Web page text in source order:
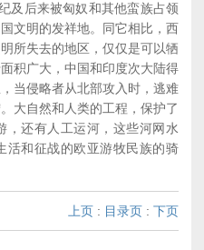
及后来被匈奴和其他蛮族占领
文明的发祥地。同它相比，西
所失去的地区，仅仅是可以牺
积广大，中国和印度次大陆得
当侵略者从北部攻入时，逃难
大自然和人类的工程，保护了
，还有人工运河，这些河网水
活和征战的欧亚游牧民族的骑
上页 : 目录页 : 下页